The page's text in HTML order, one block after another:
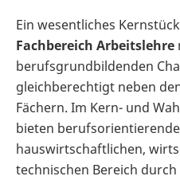
Ein wesentliches
Fachbereich Arbeitslehre
berufsgrundbildenden
gleichberechtigt neben
Fächern. Im Kern- und
bieten
hauswirtschaftlichen,
technischen Bereich